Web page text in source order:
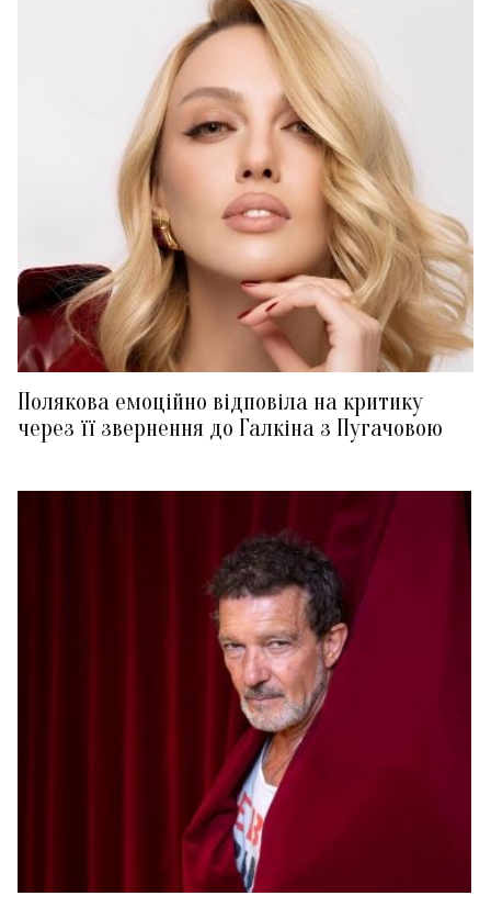
Полякова емоційно відповіла на критику
через її звернення до Галкіна з Пугачовою